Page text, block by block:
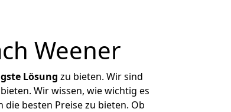
Weener
Lösung zu bieten. Wir sind
Wir wissen, wie wichtig es
besten Preise zu bieten. Ob